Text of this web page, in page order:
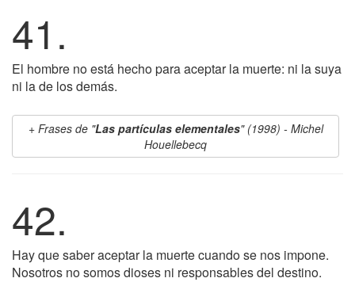
41.
El hombre no está hecho para aceptar la muerte: ni la suya
ni la de los demás.
Frases de "Las partículas elementales" (1998) - Michel
Houellebecq
42.
Hay que saber aceptar la muerte cuando se nos impone.
Nosotros no somos dioses ni responsables del destino.